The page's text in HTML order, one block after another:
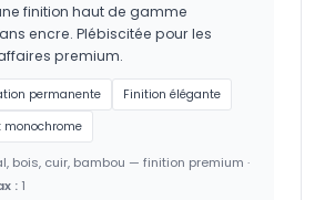
finition haut de gamme
encre. Plébiscitée pour les
premium.
permanente
Finition élégante
monochrome
bois, cuir, bambou — finition premium ·
: 1